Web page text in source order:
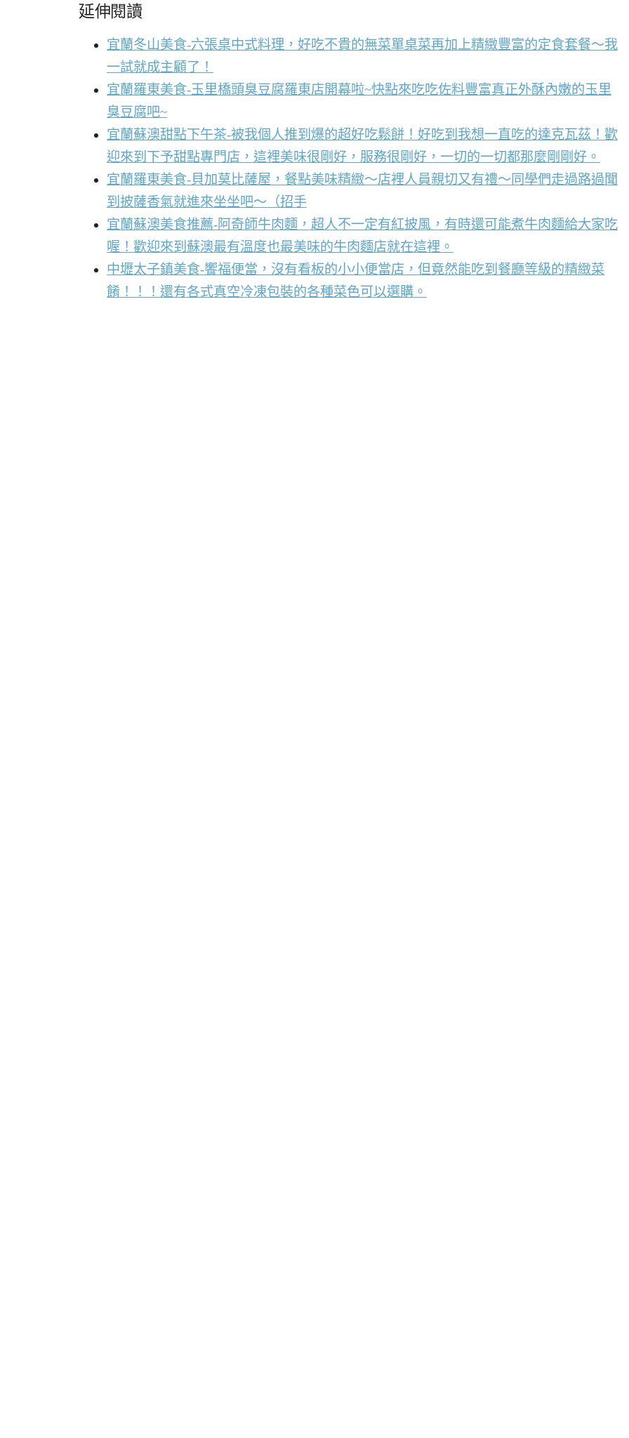
延伸閱讀
宜蘭冬山美食-六張桌中式料理，好吃不貴的無菜單桌菜再加上精緻豐富的定食套餐～我
一試就成主顧了！
宜蘭羅東美食-玉里橋頭臭豆腐羅東店開幕啦~快點來吃吃佐料豐富真正外酥內嫩的玉里
臭豆腐吧~
宜蘭蘇澳甜點下午茶-被我個人推到爆的超好吃鬆餅！好吃到我想一直吃的達克瓦茲！歡
迎來到下予甜點專門店，這裡美味很剛好，服務很剛好，一切的一切都那麼剛剛好。
宜蘭羅東美食-貝加莫比薩屋，餐點美味精緻～店裡人員親切又有禮～同學們走過路過聞
到披薩香氣就進來坐坐吧～（招手
宜蘭蘇澳美食推薦-阿奇師牛肉麵，超人不一定有紅披風，有時還可能煮牛肉麵給大家吃
喔！歡迎來到蘇澳最有溫度也最美味的牛肉麵店就在這裡。
中壢太子鎮美食-饗福便當，沒有看板的小小便當店，但竟然能吃到餐廳等級的精緻菜
餚！！！還有各式真空冷凍包裝的各種菜色可以選購。